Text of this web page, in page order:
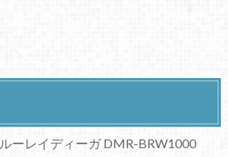
ーレイディーガ DMR-BRW1000